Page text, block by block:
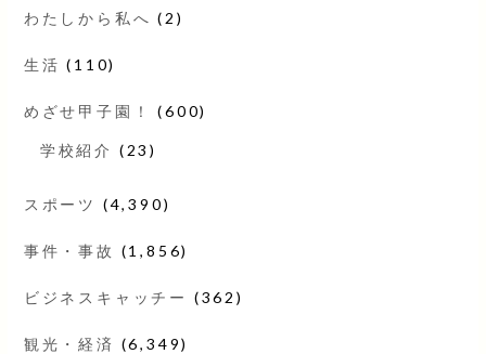
わたしから私へ (2)
生活 (110)
めざせ甲子園！ (600)
学校紹介 (23)
スポーツ (4,390)
事件・事故 (1,856)
ビジネスキャッチー (362)
観光・経済 (6,349)